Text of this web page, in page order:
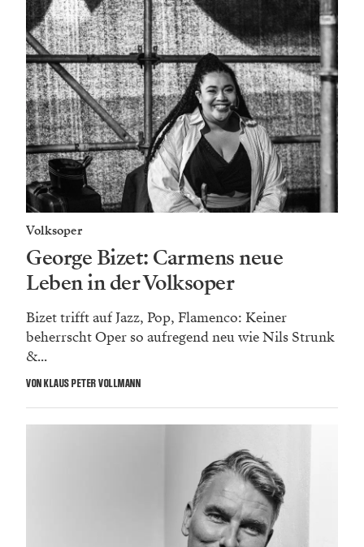
Volksoper
George Bizet: Carmens neue
Leben in der Volksoper
Bizet trifft auf Jazz, Pop, Flamenco: Keiner
beherrscht Oper so aufregend neu wie Nils Strunk
&...
VON KLAUS PETER VOLLMANN